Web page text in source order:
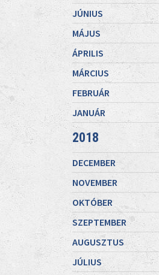
JÚNIUS
MÁJUS
ÁPRILIS
MÁRCIUS
FEBRUÁR
JANUÁR
2018
DECEMBER
NOVEMBER
OKTÓBER
SZEPTEMBER
AUGUSZTUS
JÚLIUS